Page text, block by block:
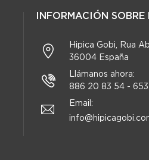
INFORMACIÓN
Hipica Gobi, Rua
36004 España
Llámanos ahora:
886 20 83 54 -
Email: